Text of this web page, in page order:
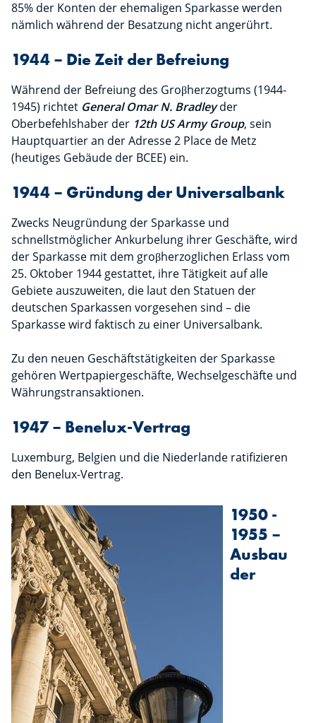
85% der Konten der ehemaligen Sparkasse werden
nämlich während der Besatzung nicht angerührt.
1944 – Die Zeit der Befreiung
Während der Befreiung des Groβherzogtums (1944-
1945) richtet General Omar N. Bradley der
Oberbefehlshaber der 12th US Army Group, sein
Hauptquartier an der Adresse 2 Place de Metz
(heutiges Gebäude der BCEE) ein.
1944 – Gründung der Universalbank
Zwecks Neugründung der Sparkasse und
schnellstmöglicher Ankurbelung ihrer Geschäfte, wird
der Sparkasse mit dem groβherzoglichen Erlass vom
25. Oktober 1944 gestattet, ihre Tätigkeit auf alle
Gebiete auszuweiten, die laut den Statuen der
deutschen Sparkassen vorgesehen sind – die
Sparkasse wird faktisch zu einer Universalbank.
Zu den neuen Geschäftstätigkeiten der Sparkasse
gehören Wertpapiergeschäfte, Wechselgeschäfte und
Währungstransaktionen.
1947 – Benelux-Vertrag
Luxemburg, Belgien und die Niederlande ratifizieren
den Benelux-Vertrag.
1950 -
1955 –
Ausbau
der